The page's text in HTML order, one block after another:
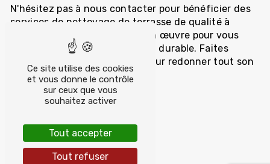
N'hésitez pas à nous contacter pour bénéficier des
services de nettoyage de terrasse de qualité à
Roscoff. TYVOL mettra tout en œuvre pour vous
garantir une terrasse propre et durable. Faites
confiance à notre expertise pour redonner tout son
éclat à votre espace extérieur.
#contact-form
Ce site utilise des cookies
et vous donne le contrôle
sur ceux que vous
souhaitez activer
Tout accepter
Tout refuser